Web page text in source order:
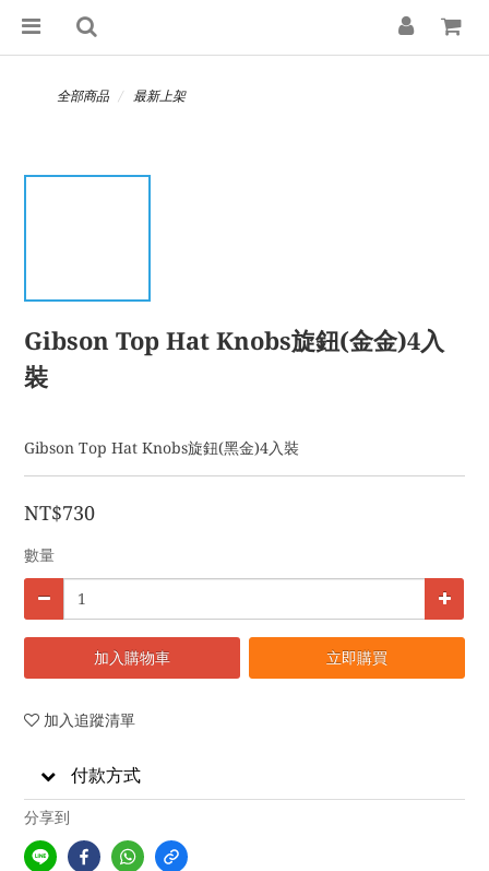
全部商品 最新上架
Gibson Top Hat Knobs旋鈕(金金)4入
裝
Gibson Top Hat Knobs旋鈕(黑金)4入裝
NT$730
數量
加入購物車 立即購買
加入追蹤清單
付款方式
分享到